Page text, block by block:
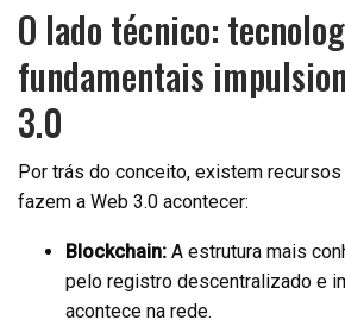
O lado técnico:
fundamentais
3.0
Por trás do conceito, existem
fazem a Web 3.0 acontecer:
Blockchain: A estrutura mais
pelo registro descentralizado e
acontece na rede.